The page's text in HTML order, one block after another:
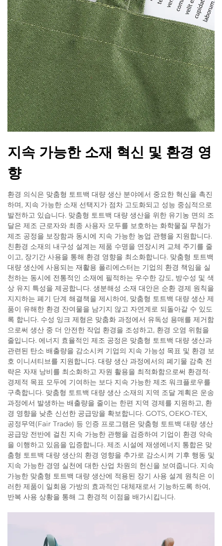
지속 가능한 소재 혁신 및 환경 영
향
환경 의식은 맞춤형 토트백 대량 생산 분야에서 중요한 혁신을 촉진
하며, 지속 가능한 소재 선택지가 점차 고도화되고 성능 중심적으로
발전하고 있습니다. 맞춤형 토트백 대량 생산을 위한 유기농 면의 조
달은 제조 근로자와 최종 사용자 모두를 보호하는 화학물질 무첨가
제조 공정을 보장함과 동시에 지속 가능한 농업 관행을 지원합니다.
친환경 소재의 내구성 설계는 제품 수명을 연장시켜 교체 주기를 줄
이고, 장기간 사용을 통해 환경 영향을 최소화합니다. 맞춤형 토트백
대량 생산에 사용되는 재활용 폴리에스터는 기업의 환경 책임을 실
천하는 동시에 전통적인 소재에 필적하는 우수한 강도, 방수성 및 색
상 유지 특성을 제공합니다. 생분해성 소재 대안은 순환 경제 원칙을
지지하는 폐기 단계 해결책을 제시하여, 맞춤형 토트백 대량 생산 제
품이 유해한 환경 잔여물을 남기지 않고 자연계로 되돌아갈 수 있도
록 합니다. 수성 잉크 제형은 맞춤화 과정에서 유독성 용매를 제거함
으로써 생산 중 더 안전한 작업 환경을 조성하고, 환경 오염 위험을
줄입니다. 에너지 효율적인 제조 공정은 맞춤형 토트백 대량 생산과
관련된 탄소 배출량을 감소시켜 기업의 지속 가능성 목표 및 환경 보
호 이니셔티브를 지원합니다. 대량 생산 과정에서의 폐기물 감축 전
략은 자재 낭비를 최소화하고 자원 활용을 최적화함으로써 환경적·
경제적 목표 모두에 기여하는 보다 지속 가능한 제조 워크플로우를
구축합니다. 맞춤형 토트백 대량 생산 소재의 지역 조달 계획은 운송
과정에서 발생하는 배출량을 줄이는 한편 지역 경제를 지원하고, 환
경 영향을 낮춘 신선한 공급망을 확보합니다. GOTS, OEKO-TEX,
공정무역(Fair Trade) 등 인증 프로그램은 맞춤형 토트백 대량 생산
공급망 전반에 걸친 지속 가능한 관행을 검증하여 기업이 환경 약속
을 이행하고 있음을 입증합니다. 제조 시설에 재생에너지 통합은 맞
춤형 토트백 대량 생산의 환경 영향을 추가로 감소시켜 기후 행동 및
지속 가능한 경영 실천에 대한 산업 차원의 헌신을 보여줍니다. 지속
가능한 맞춤형 토트백 대량 생산에 적용된 장기 사용 설계 원칙은 이
러한 제품이 일회용 가방의 효과적인 대체재로서 기능하도록 하여,
반복 사용 상황을 통해 그 환경적 이점을 배가시킵니다.